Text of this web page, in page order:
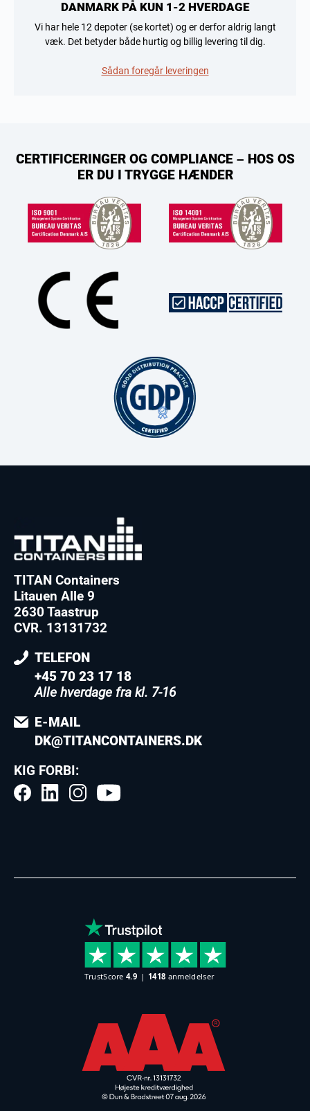
DANMARK PÅ KUN 1-2 HVERDAGE
Vi har hele 12 depoter (se kortet) og er derfor aldrig langt
væk. Det betyder både hurtig og billig levering til dig.
Sådan foregår leveringen
CERTIFICERINGER OG COMPLIANCE – HOS OS
ER DU I TRYGGE HÆNDER
TITAN Containers
Litauen Alle 9
2630 Taastrup
CVR. 13131732
TELEFON
+45 70 23 17 18
Alle hverdage fra kl. 7-16
E-MAIL
DK@TITANCONTAINERS.DK
KIG FORBI: